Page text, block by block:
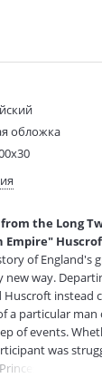
обложка
the Long
Empire"
of England's
new way.
instead
a particular
of events.
was